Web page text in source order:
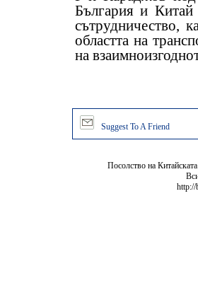
България и
сътрудничество,
областта на
на
Suggest To A Friend
Посолство на
http://